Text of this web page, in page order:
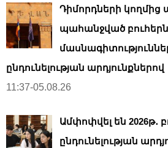
Դիմորդների կողմից
պահանջված բուհերն
ընդունելության արդյունքներով
11:37-05.08.26
Ամփոփվել են 2026թ․
ընդունելության